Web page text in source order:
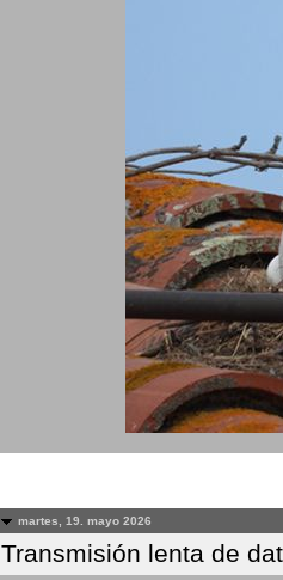
martes, 19. mayo 2026
Transmisión lenta de